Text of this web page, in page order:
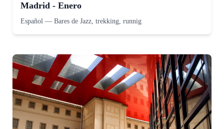
Madrid - Enero
Español — Bares de Jazz, trekking, runnig